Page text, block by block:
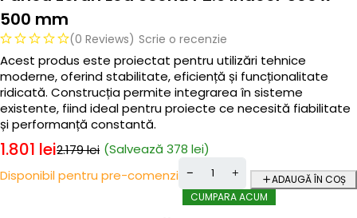
500 mm
(0 Reviews) Scrie o recenzie
Acest produs este proiectat pentru utilizări tehnice
moderne, oferind stabilitate, eficiență și funcționalitate
ridicată. Construcția permite integrarea în sisteme
existente, fiind ideal pentru proiecte ce necesită fiabilitate
și performanță constantă.
2.179lei
1.801 lei (Salvează 378 lei)
Disponibil pentru pre-comenzi
ADAUGĂ ÎN COȘ
CUMPARA ACUM